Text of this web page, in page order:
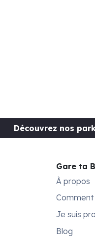
Découvrez nos
Gare ta
À propos
Comment
Je suis
Blog